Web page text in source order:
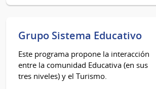
Grupo Sistema Educativo
Este programa propone la interacción
entre la comunidad Educativa (en sus
tres niveles) y el Turismo.